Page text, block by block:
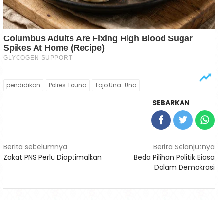
pendidikan Polres Touna Tojo Una-Una
SEBARKAN
Navigasi
pos
Berita sebelumnya
Zakat PNS Perlu Dioptimalkan
Berita Selanjutnya
Beda Pilihan Politik Biasa
Dalam Demokrasi